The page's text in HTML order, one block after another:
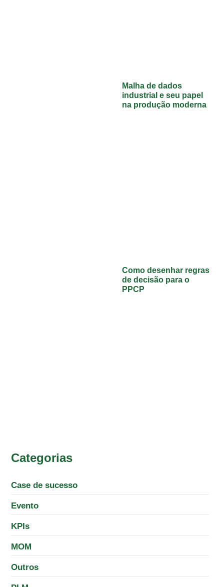
Malha de dados
industrial e seu papel
na produção moderna
Como desenhar regras
de decisão para o
PPCP
Categorias
Case de sucesso
Evento
KPIs
MOM
Outros